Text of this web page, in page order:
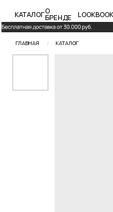
КАТАЛОГБРЕНДЕ LOOKBOOK